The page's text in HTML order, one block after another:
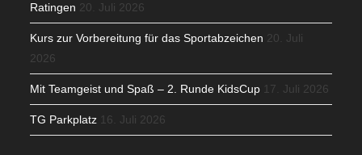
Ratingen 20. Juli 2026
Kurs zur Vorbereitung für das Sportabzeichen 20. Juli
2026
Mit Teamgeist und Spaß – 2. Runde KidsCup 17. Juli 2026
TG Parkplatz 16. Juli 2026